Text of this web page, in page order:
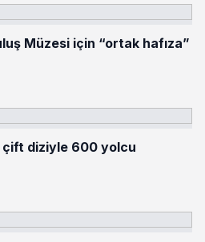
Müzesi için “ortak hafıza”
çift diziyle 600 yolcu